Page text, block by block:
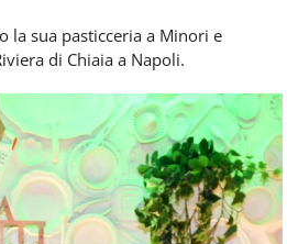
la sua pasticceria a Minori e
di Chiaia a Napoli.